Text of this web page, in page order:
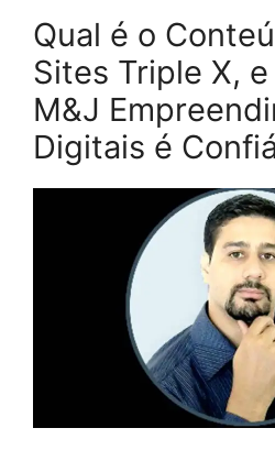
Qual é o
Sites Triple X,
M&J
Digitais é